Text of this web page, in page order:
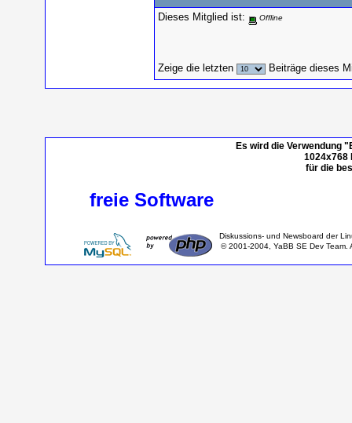
Dieses Mitglied ist: Offline
Zeige die letzten Beiträge dieses
Es wird die Verwendung
1024x768
für die
freie Software
Diskussions- und Newsboard der
© 2001-2004, YaBB SE Dev Team.